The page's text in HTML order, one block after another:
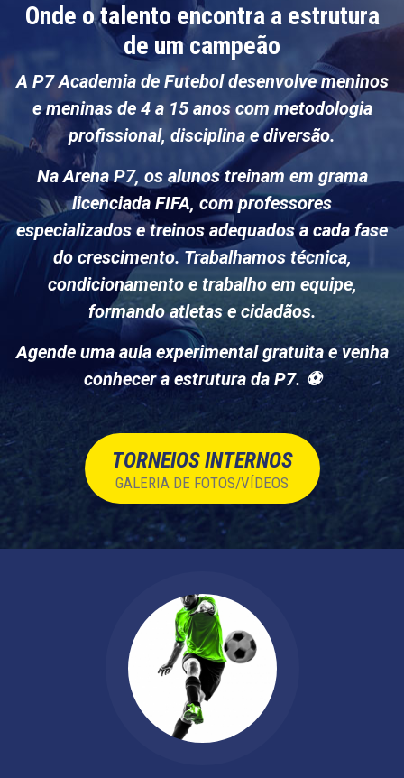
Onde o talento encontra a estrutura
de um campeão
A P7 Academia de Futeboldesenvolve meninos
e meninas de 4 a 15 anoscom metodologia
profissional, disciplina e diversão.
NaArena P7, os alunos treinam em grama
licenciada FIFA, comprofessores
especializados e treinos adequados a cada fase
do crescimento. Trabalhamos técnica,
condicionamento e trabalho em equipe,
formando atletas e cidadãos.
Agende uma aula experimental gratuitae venha
conhecer a estrutura da P7. ⚽
TORNEIOS INTERNOS
GALERIA DE FOTOS/VÍDEOS